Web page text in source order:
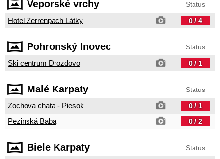
Veporské vrchy Status
Hotel Zerrenpach Látky 0 / 4
Pohronský Inovec Status
Ski centrum Drozdovo 0 / 1
Malé Karpaty Status
Zochova chata - Piesok 0 / 1
Pezinská Baba 0 / 2
Biele Karpaty Status